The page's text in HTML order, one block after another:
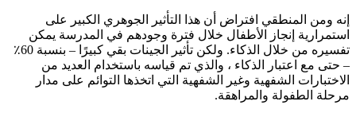
إنه ومن المنطقي افتراض أن هذا التأثير الجوهري الكبير على
استمرارية إنجاز الأطفال خلال فترة وجودهم في المدرسة يمكن
تفسيره من خلال الذكاء. ولكن تأثير الجينات بقي كبيرًا – بنسبة 60٪
– حتى مع اعتبار الذكاء ، والذي تم قياسه باستخدام العديد من
الاختبارات الشفهية وغير الشفهية التي اتخذها التوائم على مدار
مرحلة الطفولة والمراهقة.